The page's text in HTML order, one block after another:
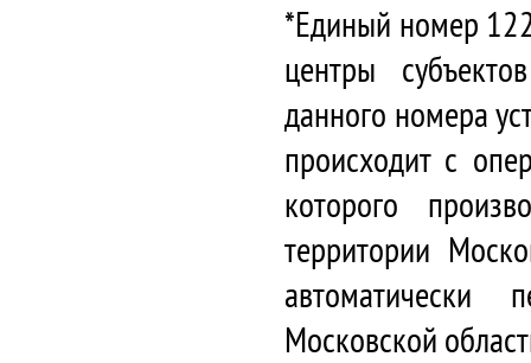
*Единый номер
центры
данного номера
происходит с
которого
территории
автоматически
Московской